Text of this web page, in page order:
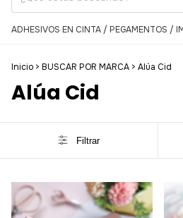
ADHESIVOS EN CINTA / PEGAMENTOS /
Inicio > BUSCAR POR MARCA > Alúa Cid
Alúa Cid
Filtrar